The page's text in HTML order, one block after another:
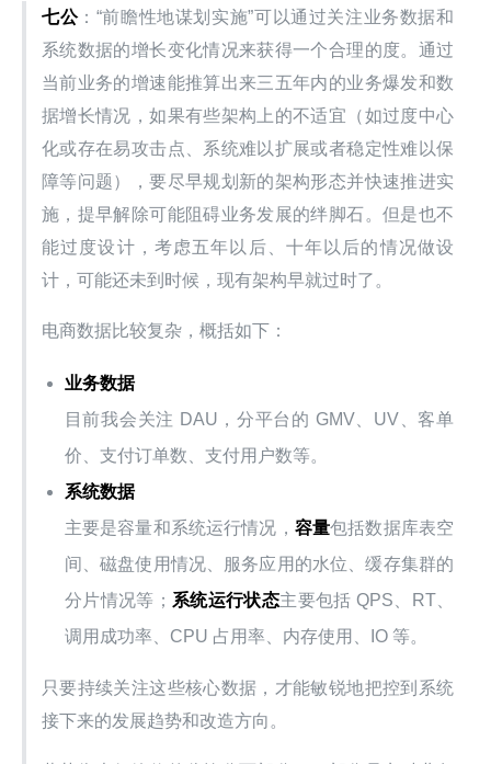
七公：“前瞻性地谋划实施”可以通过关注业务数据和
系统数据的增长变化情况来获得一个合理的度。通过
当前业务的增速能推算出来三五年内的业务爆发和数
据增长情况，如果有些架构上的不适宜（如过度中心
化或存在易攻击点、系统难以扩展或者稳定性难以保
障等问题），要尽早规划新的架构形态并快速推进实
施，提早解除可能阻碍业务发展的绊脚石。但是也不
能过度设计，考虑五年以后、十年以后的情况做设
计，可能还未到时候，现有架构早就过时了。
电商数据比较复杂，概括如下：
业务数据
目前我会关注 DAU，分平台的 GMV、UV、客单
价、支付订单数、支付用户数等。
系统数据
主要是容量和系统运行情况， 容量包括数据库表空
间、磁盘使用情况、服务应用的水位、缓存集群的
分片情况等； 系统运行状态主要包括 QPS、RT、
调用成功率、CPU 占用率、内存使用、IO 等。
只要持续关注这些核心数据，才能敏锐地把控到系统
接下来的发展趋势和改造方向。